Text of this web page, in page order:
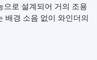
으로 설계되어 거의 조용
배경 소음 없이 와인더의